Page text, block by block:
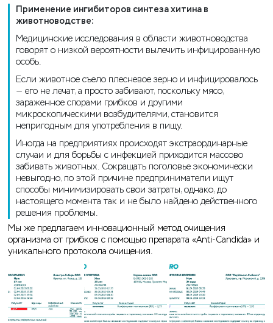
Применение ингибиторов синтеза хитина в
животноводстве:
Медицинские исследования в области животноводства
говорят о низкой вероятности вылечить инфицированную
особь.
Если животное съело плесневое зерно и инфицировалось
— его не лечат, а просто забивают, поскольку мясо,
зараженное спорами грибков и другими
микроскопическими возбудителями, становится
непригодным для употребления в пищу.
Иногда на предприятиях происходят экстраординарные
случаи и для борьбы с инфекцией приходится массово
забивать животных. Сокращать поголовье экономически
невыгодно, по этой причине предприниматели ищут
способы минимизировать свои затраты, однако, до
настоящего момента так и не было найдено действенного
решения проблемы.
Мы же предлагаем инновационный метод очищения
организма от грибков с помощью препарата «Anti-Candida» и
уникального протокола очищения.